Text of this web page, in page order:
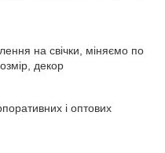
на свічки, міняємо по
декор
і оптових